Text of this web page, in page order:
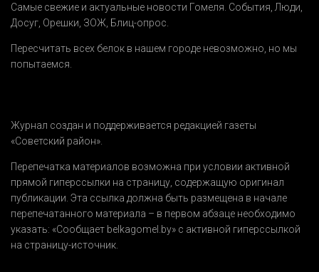
Самые свежие и актуальные новости Гомеля. События Люди
Досуг Орешки ЗОЖ Блиц-опрос
Пересчитать всех белок в нашем городе невозможно, но мы
попытаемся.
Журнал создан и поддерживается редакцией газеты
«Советский район».
Перепечатка материалов возможна при условии активной
прямой гиперссылки на страницу, содержащую оригинал
публикации. Эта ссылка должна быть размещена в начале
перепечатанного материала – в первом абзаце необходимо
указать: «Сообщает belkagomel.by» с активной гиперссылкой
на страницу-источник.